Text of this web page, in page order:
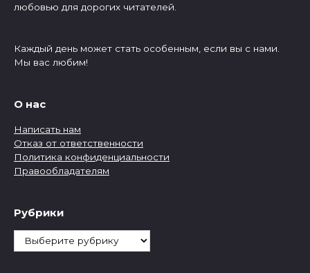
любовью для дорогих читателей.
Каждый день может стать особенным, если вы с нами.
Мы вас любим!
О нас
Написать нам
Отказ от ответственности
Политика конфиденциальности
Правообладателям
Рубрики
Рубрики